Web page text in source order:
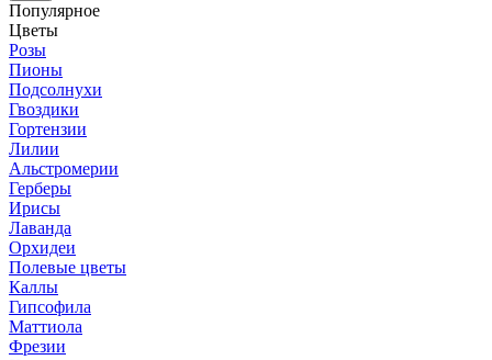
Популярное
Цветы
Розы
Пионы
Подсолнухи
Гвоздики
Гортензии
Лилии
Альстромерии
Герберы
Ирисы
Лаванда
Орхидеи
Полевые цветы
Каллы
Гипсофила
Маттиола
Фрезии